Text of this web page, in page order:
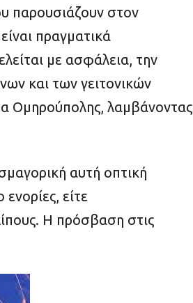
παρουσιάζουν στον
πραγματικά
με ασφάλεια, την
και των γειτονικών
Ομηρούπολης, λαμβάνοντας
αυτή οπτική
είτε
Η πρόσβαση στις